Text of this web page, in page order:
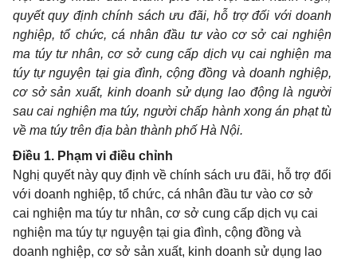
quyết quy định chính sách ưu đãi, hỗ trợ đối với doanh
nghiệp, tổ chức, cá nhân đầu tư vào cơ sở cai nghiện
ma túy tư nhân, cơ sở cung cấp dịch vụ cai nghiện ma
túy tự nguyện tại gia đình, cộng đồng và doanh nghiệp,
cơ sở sản xuất, kinh doanh sử dụng lao động là người
sau cai nghiện ma túy, người chấp hành xong án phạt tù
về ma túy trên địa bàn thành phố Hà Nội.
Điều 1. Phạm vi điều chỉnh
Nghị quyết này quy định về chính sách ưu đãi, hỗ trợ đối
với doanh nghiệp, tổ chức, cá nhân đầu tư vào cơ sở
cai nghiện ma túy tư nhân, cơ sở cung cấp dịch vụ cai
nghiện ma túy tự nguyện tại gia đình, cộng đồng và
doanh nghiệp, cơ sở sản xuất, kinh doanh sử dụng lao